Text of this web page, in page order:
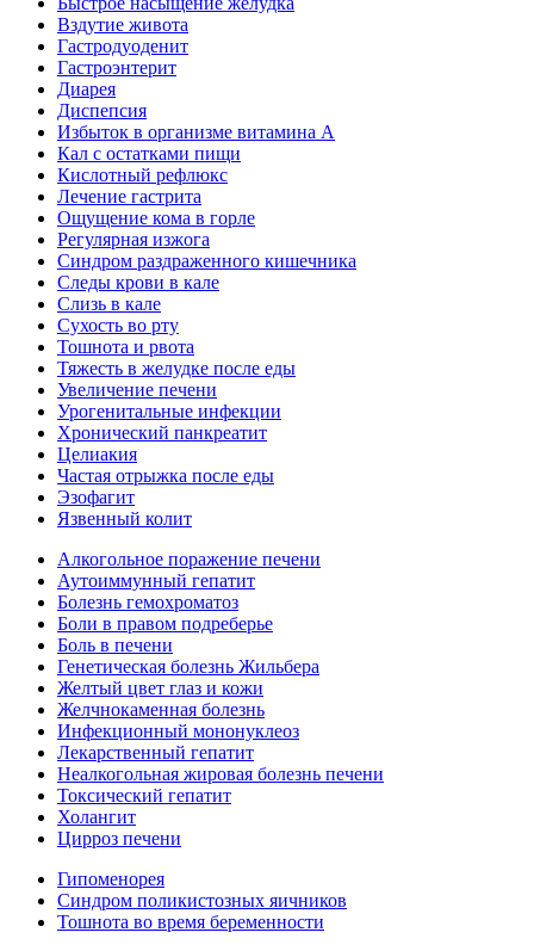
Вздутие живота
Гастродуоденит
Гастроэнтерит
Диарея
Диспепсия
Избыток в организме витамина А
Кал с остатками пищи
Кислотный рефлюкс
Лечение гастрита
Ощущение кома в горле
Регулярная изжога
Синдром раздраженного кишечника
Следы крови в кале
Слизь в кале
Сухость во рту
Тошнота и рвота
Тяжесть в желудке после еды
Увеличение печени
Урогенитальные инфекции
Хронический панкреатит
Целиакия
Частая отрыжка после еды
Эзофагит
Язвенный колит
Алкогольное поражение печени
Аутоиммунный гепатит
Болезнь гемохроматоз
Боли в правом подреберье
Боль в печени
Генетическая болезнь Жильбера
Желтый цвет глаз и кожи
Желчнокаменная болезнь
Инфекционный мононуклеоз
Лекарственный гепатит
Неалкогольная жировая болезнь печени
Токсический гепатит
Холангит
Цирроз печени
Гипоменорея
Синдром поликистозных яичников
Тошнота во время беременности